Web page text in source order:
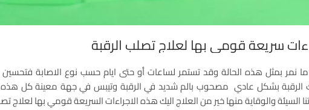
سريعة قومي بها لعلاج تصلب الرقبة
ما نمر بمثل هذه الحالة وقد تستمر لساعات أو حتى ايام حسب نوع الاصابة
الرقبة بشكل عادي مصحوب بالم شديد في الرقبة وتيبس في جهة معينة كل
السيئة والوقاية منها خير من العلاج اليك هذه الاجراءات السريعة قومي بها لعلاج